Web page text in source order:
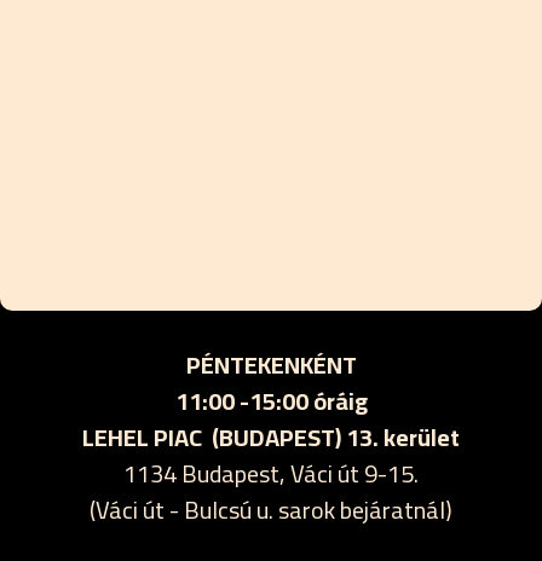
PÉNTEKENKÉNT
11:00 -15:00 óráig
LEHEL PIAC (BUDAPEST) 13. kerület
1134 Budapest, Váci út 9-15.
(Váci út - Bulcsú u. sarok bejáratnál)